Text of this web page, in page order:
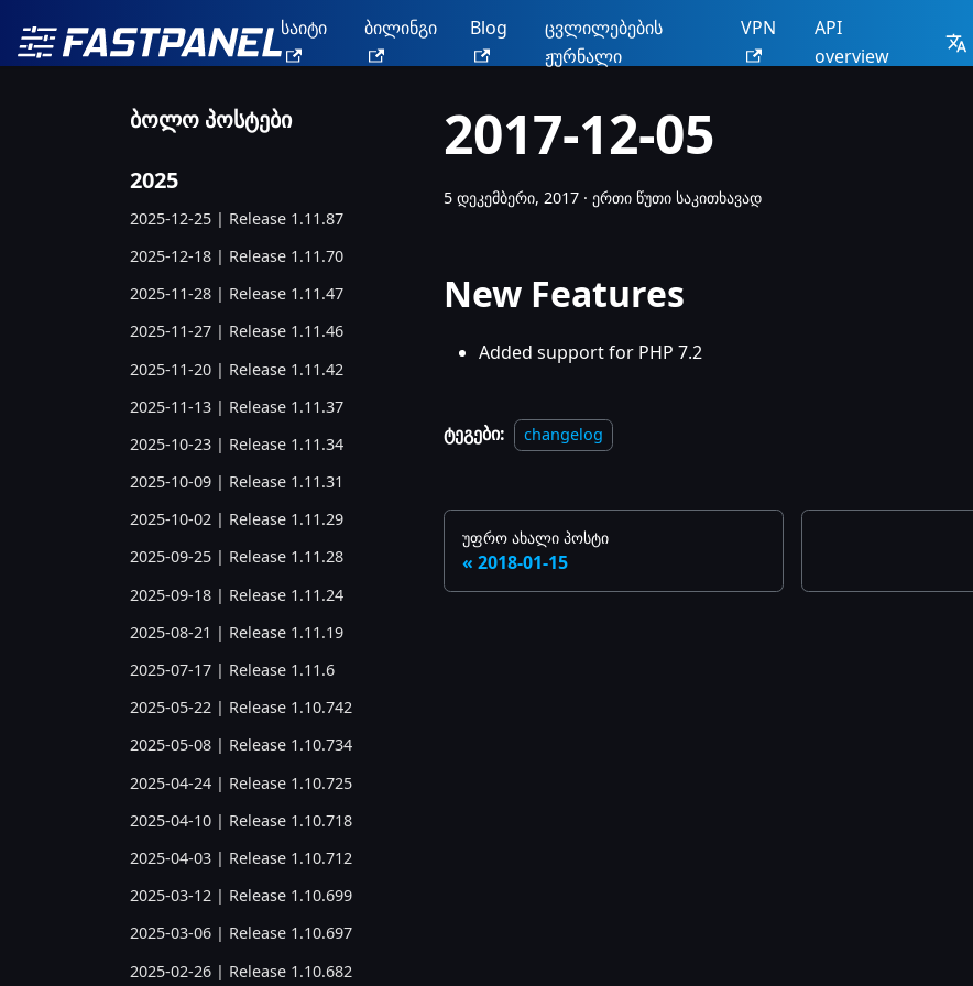
საიტი ბილინგი Blog
ცვლილებების
ჟურნალი
VPN
API
overview
ბოლო პოსტები
2025
2025-12-25 | Release 1.11.87
2025-12-18 | Release 1.11.70
2025-11-28 | Release 1.11.47
2025-11-27 | Release 1.11.46
2025-11-20 | Release 1.11.42
2025-11-13 | Release 1.11.37
2025-10-23 | Release 1.11.34
2025-10-09 | Release 1.11.31
2025-10-02 | Release 1.11.29
2025-09-25 | Release 1.11.28
2025-09-18 | Release 1.11.24
2025-08-21 | Release 1.11.19
2025-07-17 | Release 1.11.6
2025-05-22 | Release 1.10.742
2025-05-08 | Release 1.10.734
2025-04-24 | Release 1.10.725
2025-04-10 | Release 1.10.718
2025-04-03 | Release 1.10.712
2025-03-12 | Release 1.10.699
2025-03-06 | Release 1.10.697
2025-02-26 | Release 1.10.682
2017-12-05
5 დეკემბერი, 2017 · ერთი წუთი საკითხავად
New Features
Added support for PHP 7.2
ტეგები: changelog
უფრო ახალი პოსტი
2018-01-15